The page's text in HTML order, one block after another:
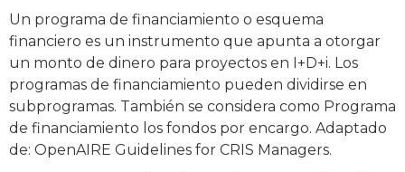
Un programa de financiamiento o esquema
financiero es un instrumento que apunta a otorgar
un monto de dinero para proyectos en I+D+i. Los
programas de financiamiento pueden dividirse en
subprogramas. También se considera como Programa
de financiamiento los fondos por encargo. Adaptado
de: OpenAIRE Guidelines for CRIS Managers.